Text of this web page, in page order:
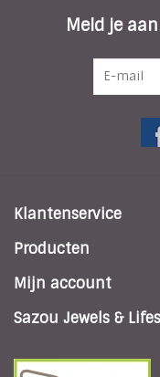
Meld je
Klantenservice
Producten
Mijn account
Sazou Jewels &